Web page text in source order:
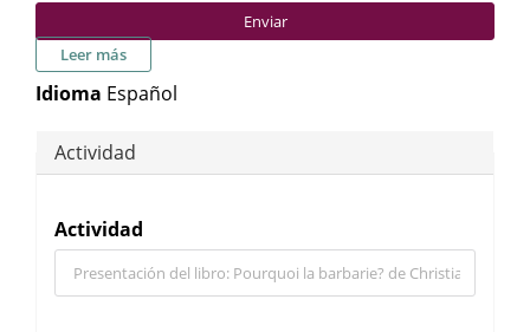
Enviar
Leer más
Idioma Español
Actividad
Actividad